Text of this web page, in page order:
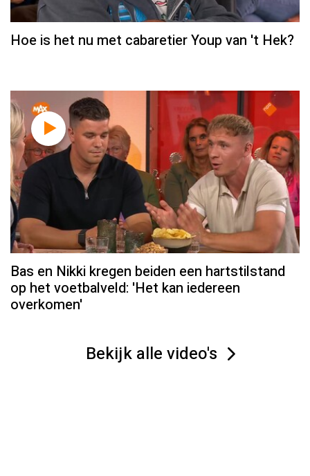
Hoe is het nu met cabaretier Youp van 't Hek?
Bas en Nikki kregen beiden een hartstilstand
op het voetbalveld: 'Het kan iedereen
overkomen'
Bekijk alle video's